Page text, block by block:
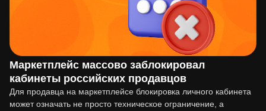
Маркетплейс массово заблокировал
кабинеты российских продавцов
Для продавца на маркетплейсе блокировка личного кабинета
может означать не просто техническое ограничение, а